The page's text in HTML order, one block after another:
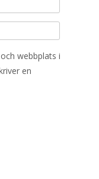
webbplats i
en